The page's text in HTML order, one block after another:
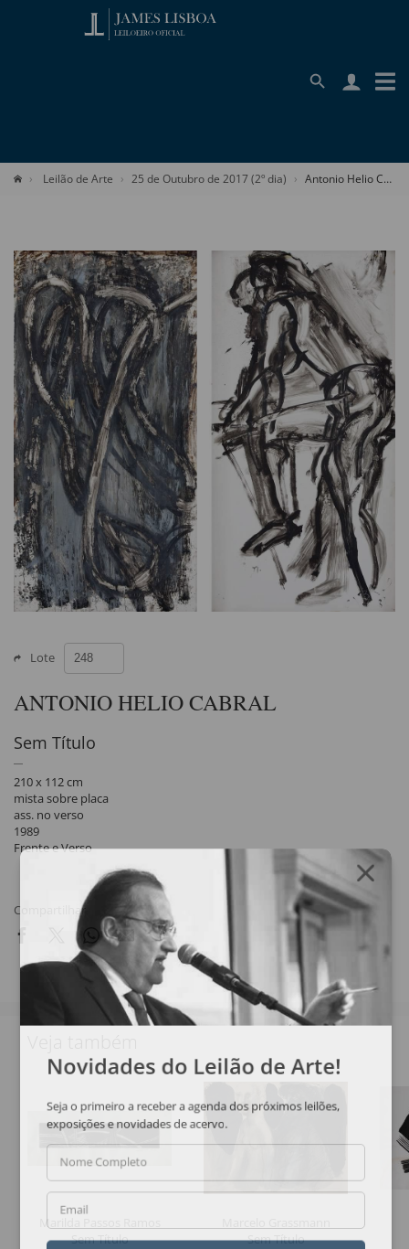
Leilão de Arte 25 de Outubro de 2017 (2º dia) Antonio Helio Cabral
Lote
ANTONIO HELIO CABRAL
Sem Título
210 x 112 cm
mista sobre placa
ass. no verso
1989
Frente e Verso
Compartilhar
Marilda Passos Ramos
Sem Título
Sem Título
Novidades do Leilão de Arte!
Seja o primeiro a receber a agenda dos próximos leilões,
exposições e novidades de acervo.
Nome Completo
Email